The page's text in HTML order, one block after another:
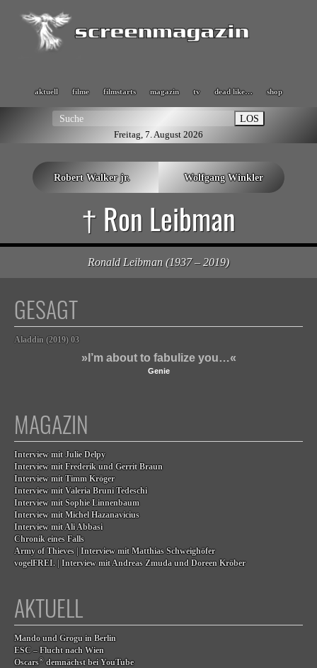
aktuell filme filmstarts magazin tv dead like… shop
LOS
Freitag, 7. August 2026
Robert Walker jr. Wolfgang Winkler
† Ron Leibman
Ronald Leibman (1937 – 2019)
GESAGT
Aladdin (2019) 03
»I’m about to fabulize you…«
Genie
MAGAZIN
Interview mit Julie Delpy
Interview mit Frederik und Gerrit Braun
Interview mit Timm Kröger
Interview mit Valeria Bruni Tedeschi
Interview mit Sophie Linnenbaum
Interview mit Michel Hazanavicius
Interview mit Ali Abbasi
Chronik eines Falls
Army of Thieves | Interview mit Matthias Schweighöfer
vogelFREI. | Interview mit Andreas Zmuda und Doreen Kröber
AKTUELL
Mando und Grogu in Berlin
ESC – Flucht nach Wien
Oscars®demnächst bei YouTube